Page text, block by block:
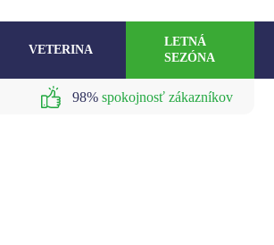
VETERINA
LETNÁ
SEZÓNA
98% spokojnosť zákazníkov